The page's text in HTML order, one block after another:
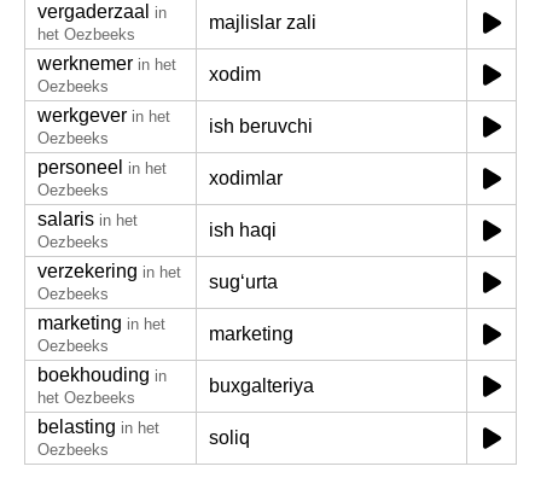
vergaderzaal
in
het Oezbeeks
majlislar zali
werknemer in het
Oezbeeks
xodim
werkgever in het
Oezbeeks
ish beruvchi
personeel in het
Oezbeeks
xodimlar
salaris in het
Oezbeeks
ish haqi
verzekering in het
Oezbeeks
sugʻurta
marketing in het
Oezbeeks
marketing
boekhouding in
het Oezbeeks
buxgalteriya
belasting in het
Oezbeeks
soliq